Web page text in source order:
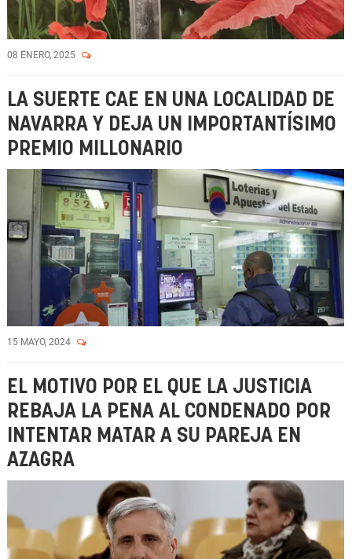
08 ENERO, 2025
LA SUERTE CAE EN UNA LOCALIDAD DE
NAVARRA Y DEJA UN IMPORTANTÍSIMO
PREMIO MILLONARIO
15 MAYO, 2024
EL MOTIVO POR EL QUE LA JUSTICIA
REBAJA LA PENA AL CONDENADO POR
INTENTAR MATAR A SU PAREJA EN
AZAGRA